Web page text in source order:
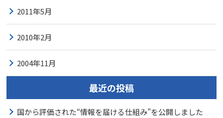
2011年5月
2010年2月
2004年11月
最近の投稿
国から評価された“情報を届ける仕組み”を公開しました